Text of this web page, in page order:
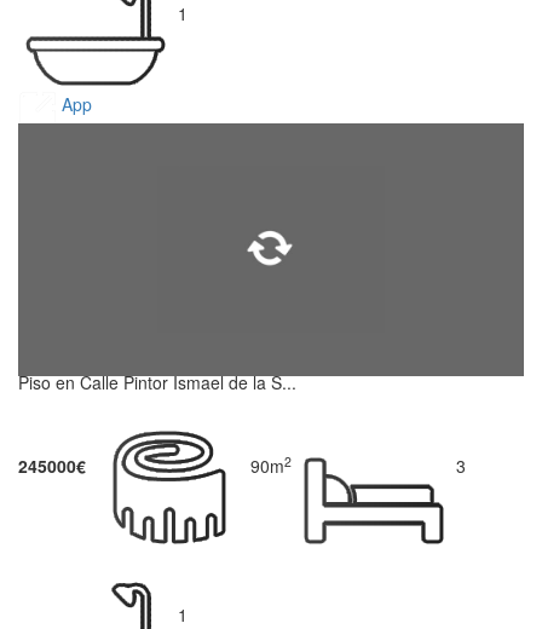
1
App
Piso en Calle Pintor Ismael de la S...
245000€ 90m2 3
1